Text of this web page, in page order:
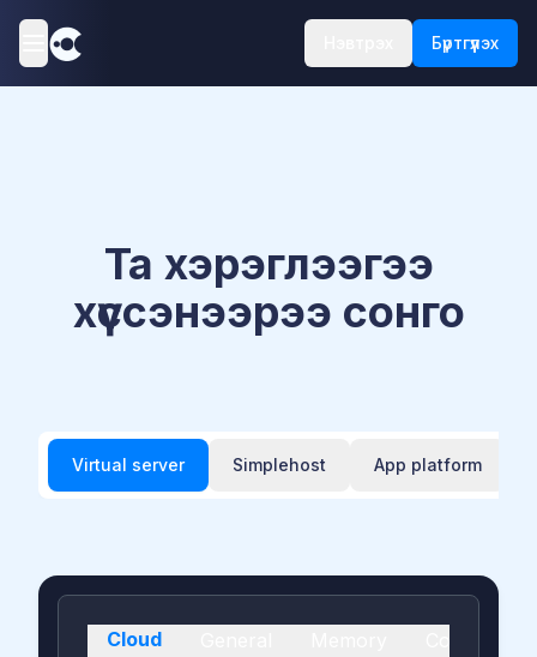
Бүртгүүлэх
Та хэрэглээгээ
хүссэнээрээ сонго
Virtual server Simplehost App platform
Cloud